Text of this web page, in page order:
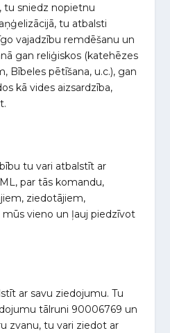
tu sniedz nopietnu
tu atbalsti
vajadzību remdēšanu un
gan reliģiskos (katehēzes
Bībeles pētīšana, u.c.), gan
kā vides aizsardzība,
tu vari atbalstīt ar
par tās komandu,
ziedotājiem,
vieno un ļauj piedzīvot
ar savu ziedojumu. Tu
tālruni 90006769 un
zvanu, tu vari ziedot ar